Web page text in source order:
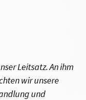
Leitsatz. An ihm
wir unsere
und